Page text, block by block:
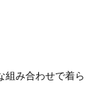
組み合わせで着ら